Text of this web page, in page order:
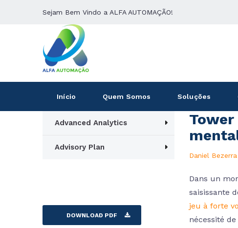
Sejam Bem Vindo a ALFA AUTOMAÇÃO!
Início Quem Somos Soluções
Daniel Bezerra
Dans un
saisissante
jeu à forte
nécessité
Advanced Analytics
Advisory Plan
DOWNLOAD PDF